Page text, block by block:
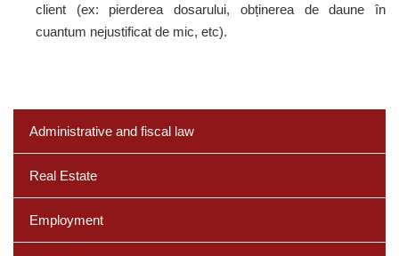
client (ex: pierderea dosarului, obținerea de daune în
cuantum nejustificat de mic, etc).
Administrative and fiscal law
Real Estate
Employment